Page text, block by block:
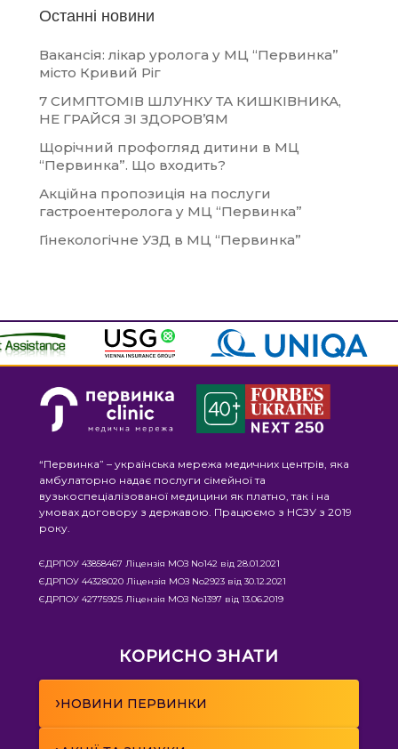
Останні новини
Вакансія: лікар уролога у МЦ “Первинка”
місто Кривий Ріг
7 СИМПТОМІВ ШЛУНКУ ТА КИШКІВНИКА,
НЕ ГРАЙСЯ ЗІ ЗДОРОВ’ЯМ
Щорічний профогляд дитини в МЦ
“Первинка”. Що входить?
Акційна пропозиція на послуги
гастроентеролога у МЦ “Первинка”
Гінекологічне УЗД в МЦ “Первинка”
“Первинка” – українська мережа медичних центрів, яка
амбулаторно надає послуги сімейної та
вузькоспеціалізованої медицини як платно, так і на
умовах договору з державою. Працюємо з НСЗУ з 2019
року.
ЄДРПОУ 43858467 Ліцензія МОЗ No142 від 28.01.2021
ЄДРПОУ 44328020 Ліцензія МОЗ No2923 від 30.12.2021
ЄДРПОУ 42775925 Ліцензія МОЗ No1397 від 13.06.2019
КОРИСНО ЗНАТИ
›НОВИНИ ПЕРВИНКИ